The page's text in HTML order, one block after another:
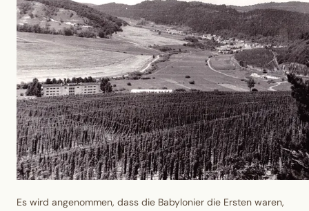
Es wird angenommen, dass die Babylonier die Ersten waren,